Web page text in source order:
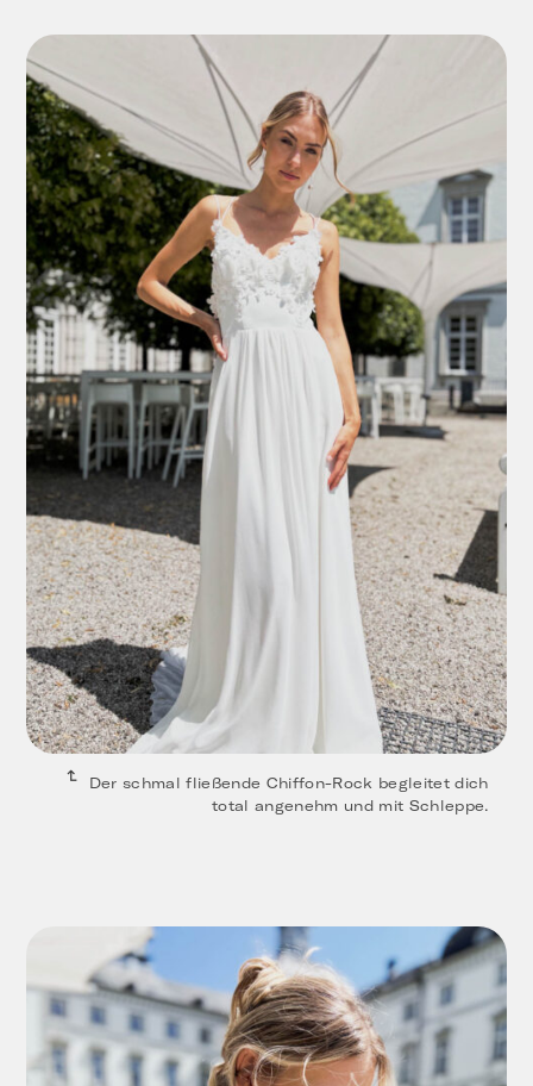
Der schmal fließende Chiffon-Rock begleitet dich
total angenehm und mit Schleppe.